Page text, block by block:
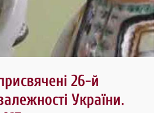
26-й
України.